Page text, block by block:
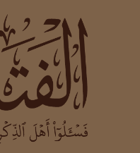
العالم
بن باز
بن